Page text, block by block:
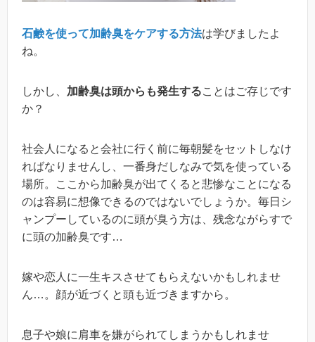
石鹸を使って加齢臭をケアする方法は学びましたよ
ね。
しかし、 加齢臭は頭からも発生することはご存じです
か？
社会人になると会社に行く前に毎朝髪をセットしなけ
ればなりませんし、一番身だしなみで気を使っている
場所。ここから加齢臭が出てくると悲惨なことになる
のは容易に想像できるのではないでしょうか。毎日シ
ャンプーしているのに頭が臭う方は、残念ながらすで
に頭の加齢臭です…
嫁や恋人に一生キスさせてもらえないかもしれませ
ん…。顔が近づくと頭も近づきますから。
息子や娘に肩車を嫌がられてしまうかもしれませ